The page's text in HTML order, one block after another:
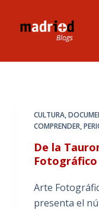
t
CULTURA,
COMPRENDER,
De la
Fotográfico
Arte
presenta el